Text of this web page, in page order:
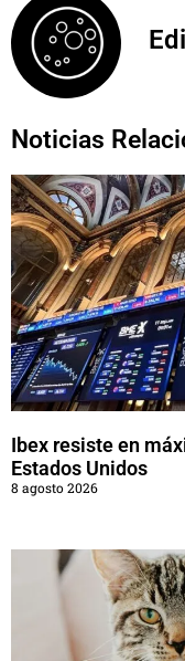
Noticias
Ibex resiste en
Estados Unidos
8 agosto 2026